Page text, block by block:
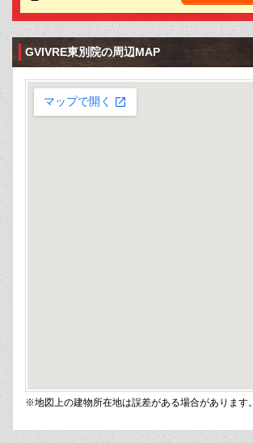
GVIVRE東別院の周辺MAP
※地図上の建物所在地は誤差がある場合があります。